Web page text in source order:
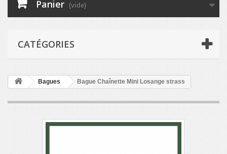
Panier (vide)
CATÉGORIES
Bagues Bague Chaînette Mini Losange strass